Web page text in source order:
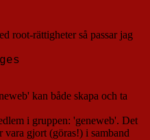
root-rättigheter så passar jag
kan både skapa och ta
i gruppen: 'geneweb'. Det
gjort (göras!) i samband